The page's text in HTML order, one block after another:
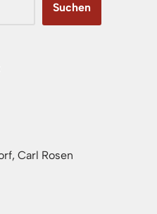
Suchen
Carl Rosen